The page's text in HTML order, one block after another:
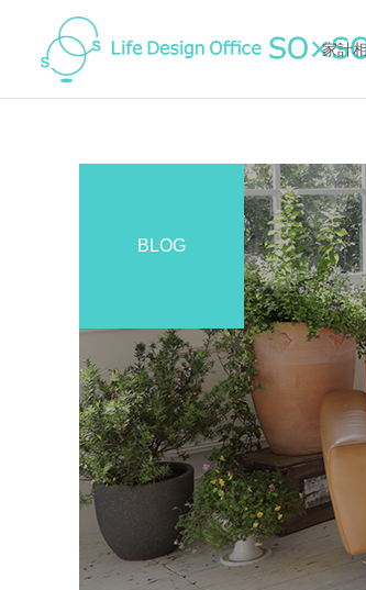
家計
節約の落とし穴に注意！
「得すること」にお金を使
って「損して」いません
家計の整え方
オンライン（
計相談ってど
BLOG